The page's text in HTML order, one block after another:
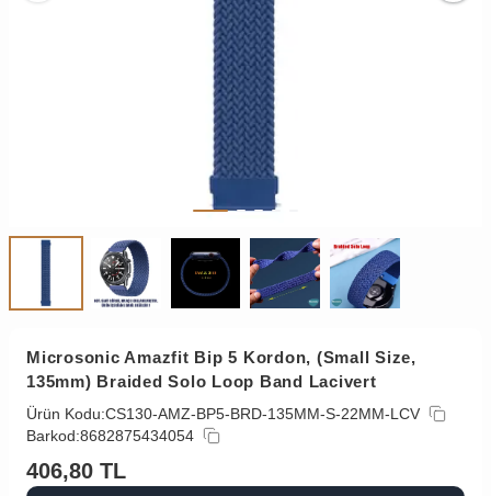
Microsonic Amazfit Bip 5 Kordon, (Small Size,
135mm) Braided Solo Loop Band Lacivert
Ürün Kodu:CS130-AMZ-BP5-BRD-135MM-S-22MM-LCV
Barkod:8682875434054
406,80 TL